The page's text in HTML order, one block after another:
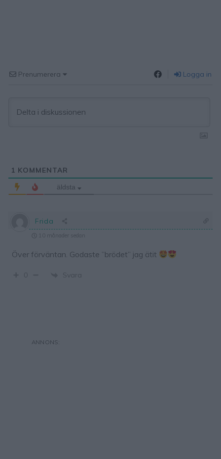
Prenumerera Logga in
1 KOMMENTAR
äldsta
Frida
10 månader sedan
Över förväntan. Godaste ”brödet” jag ätit
0 Svara